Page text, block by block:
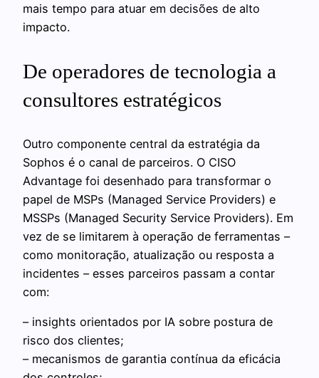
mais tempo para atuar em decisões de alto
impacto.
De operadores de tecnologia a
consultores estratégicos
Outro componente central da estratégia da
Sophos é o canal de parceiros. O CISO
Advantage foi desenhado para transformar o
papel de MSPs (Managed Service Providers) e
MSSPs (Managed Security Service Providers). Em
vez de se limitarem à operação de ferramentas –
como monitoração, atualização ou resposta a
incidentes – esses parceiros passam a contar
com:
– insights orientados por IA sobre postura de
risco dos clientes;
– mecanismos de garantia contínua da eficácia